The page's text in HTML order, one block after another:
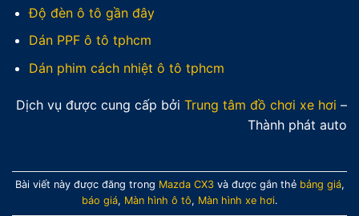
Độ đèn ô tô gần đây
Dán PPF ô tô tphcm
Dán phim cách nhiệt ô tô tphcm
Dịch vụ được cung cấp bởi Trung tâm đồ chơi xe hơi –
Thành phát auto
Bài viết này được đăng trong Mazda CX3và được gắn thẻ bảng giá,
báo giá, Màn hình ô tô, Màn hình xe hơi.